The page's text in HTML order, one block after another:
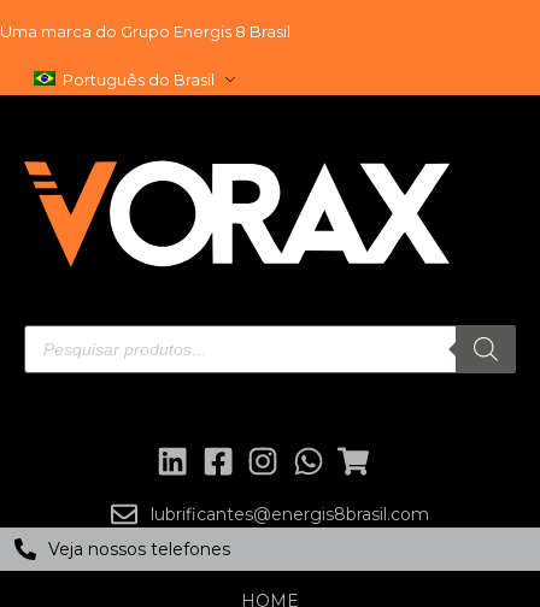
para
Uma marca do Grupo Energis 8 Brasil
Português do Brasil
lubrificantes@energis8brasil.com
Veja nossos telefones
HOME